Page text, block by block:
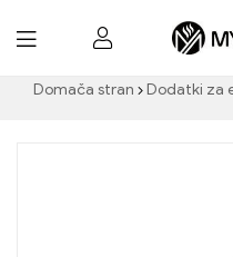
Domača stran Dodatki za